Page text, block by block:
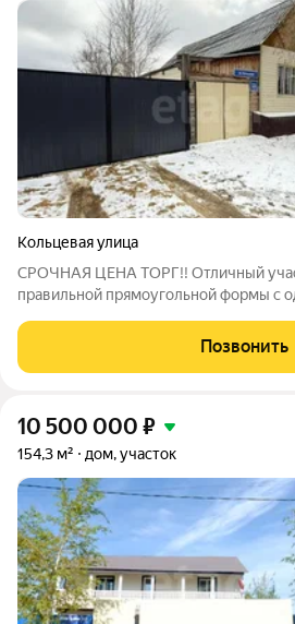
Кольцевая улица
СРОЧНАЯ ЦЕНА ТОРГ!! Отличный
правильной прямоугольной формы с
120,1 м Год постройки 2002 год
оклад лафет Гараж на одну
Позвонить
10 500 000 ₽
154,3 м² дом, участок